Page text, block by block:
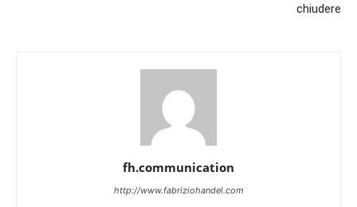
chiudere
fh.communication
http://www.fabriziohandel.com